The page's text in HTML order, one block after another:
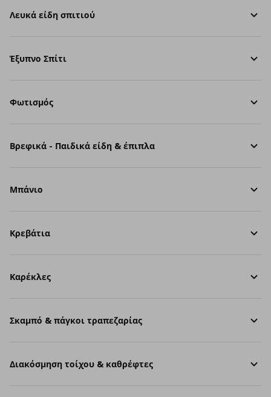
Λευκά είδη σπιτιού
Έξυπνο Σπίτι
Φωτισμός
Βρεφικά - Παιδικά είδη & έπιπλα
Μπάνιο
Κρεβάτια
Καρέκλες
Σκαμπό & πάγκοι τραπεζαρίας
Διακόσμηση τοίχου & καθρέφτες